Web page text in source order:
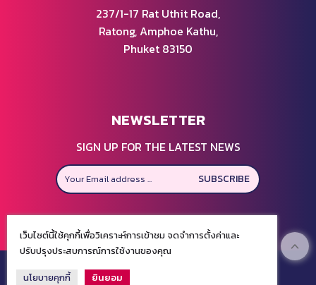
237/1-17 Rat Uthit Road,
Ratong, Amphoe Kathu,
Phuket 83150
NEWSLETTER
SIGN UP FOR THE LATEST NEWS
SUBSCRIBE
2026
OtopMarketPatong.com All Rights Reserved.
เว็บไซต์นี้ใช้คุกกี้เพื่อวิเคราะห์การเข้าชม จดจำการตั้งค่าและ
ปรับปรุงประสบการณ์การใช้งานของคุณ
นโยบายคุกกี้
ยินยอม